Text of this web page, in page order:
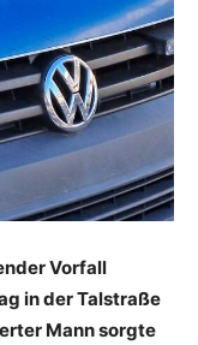
Vorfall
in der Talstraße
Mann sorgte